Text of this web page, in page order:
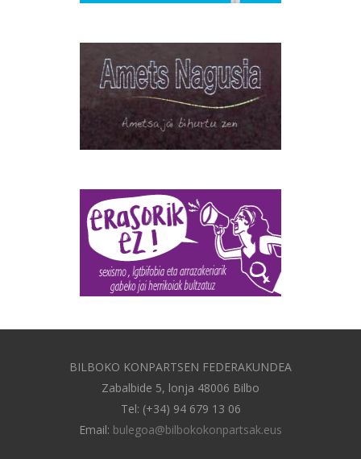
BILBOKO KONPARTSEN FEDERAKUNDEA
Zabalbide 5, lonja 48006 Bilbo
Tel: (+34) 94 679 13 06
Email: bulegoa@bilbokokonpartsak.eus